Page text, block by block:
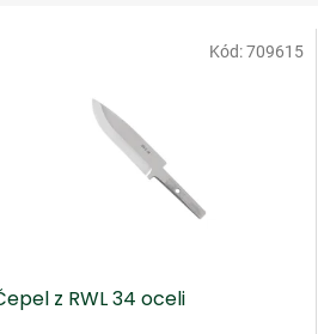
z RWL 34 oceli
Kód:709615